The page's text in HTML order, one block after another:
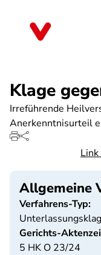
Klage
Irreführende
Anerkenntnisurteil
Allgemeine
Verfahrens-Typ:
Gerichts-
5 HK O 23/24